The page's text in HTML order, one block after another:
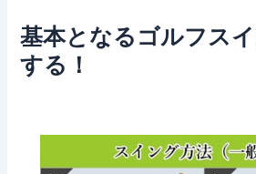
基本となるゴルフス
する！